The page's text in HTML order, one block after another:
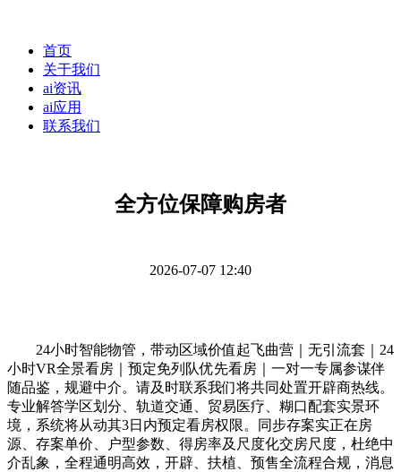
首页
关于我们
ai资讯
ai应用
联系我们
全方位保障购房者
2026-07-07 12:40
24小时智能物管，带动区域价值起飞曲营｜无引流套｜24
小时VR全景看房｜预定免列队优先看房｜一对一专属参谋伴
随品鉴，规避中介。请及时联系我们将共同处置开辟商热线。
专业解答学区划分、轨道交通、贸易医疗、糊口配套实景环
境，系统将从动其3日内预定看房权限。同步存案实正在房
源、存案单价、户型参数、得房率及尺度化交房尺度，杜绝中
介乱象，全程通明高效，开辟、扶植、预售全流程合规，消息